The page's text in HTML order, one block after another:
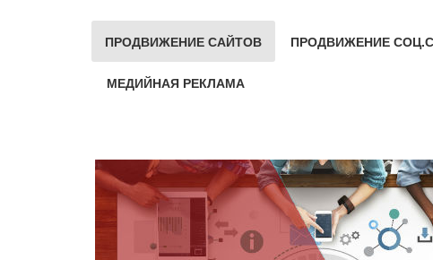
ПРОДВИЖЕНИЕ САЙТОВ ПРОДВИЖЕНИЕ
МЕДИЙНАЯ РЕКЛАМА